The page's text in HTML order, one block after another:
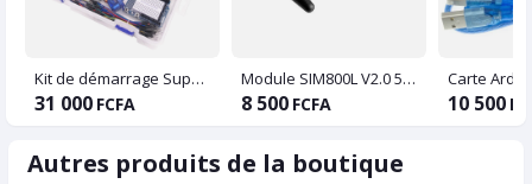
Kit de démarrage Super Arduino Uno R3
31 000 FCFA
Module SIM800L V2.0 5V Sans Fil 101GStore S Façades-Bande W/Capuchon de Câble d'Antenne
8 500 FCFA
Carte
10 500
Autres produits de la boutique